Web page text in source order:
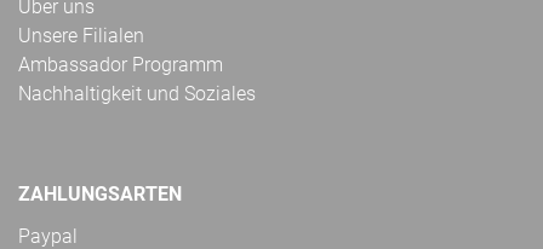
Über uns
Unsere Filialen
Ambassador Programm
Nachhaltigkeit und Soziales
ZAHLUNGSARTEN
Paypal